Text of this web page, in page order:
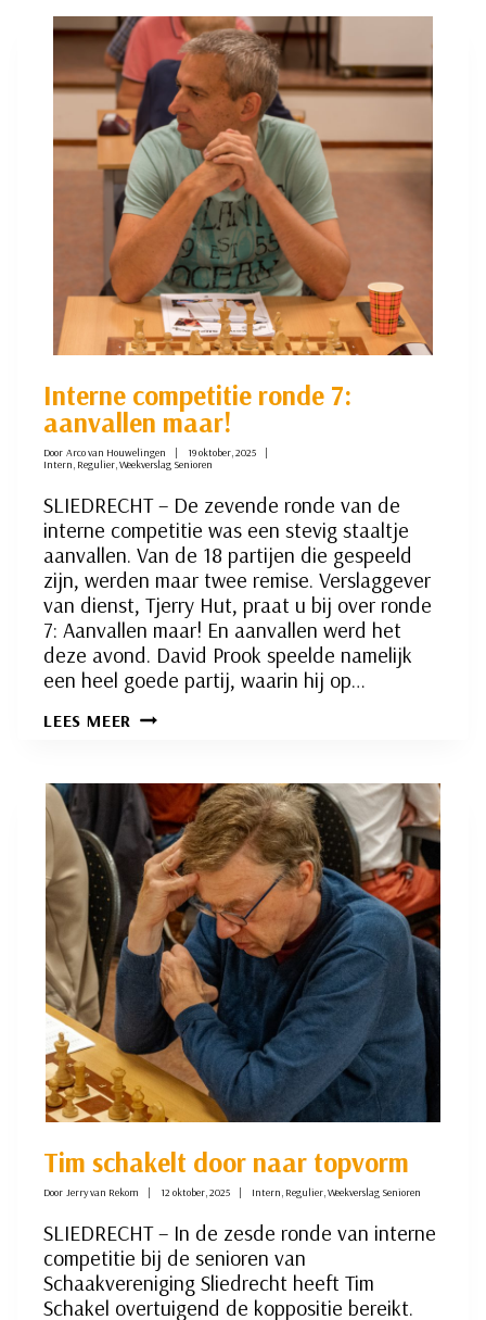
WIE
JARIG
IS,
TRAKTEERT
Interne competitie ronde 7:
aanvallen maar!
Door Arco van Houwelingen
19 oktober, 2025
Intern, Regulier,Weekverslag Senioren
SLIEDRECHT – De zevende ronde van de
interne competitie was een stevig staaltje
aanvallen. Van de 18 partijen die gespeeld
zijn, werden maar twee remise. Verslaggever
van dienst, Tjerry Hut, praat u bij over ronde
7: Aanvallen maar! En aanvallen werd het
deze avond. David Prook speelde namelijk
een heel goede partij, waarin hij op…
LEES MEER INTERNE
AANVALLEN
MAAR!
Tim schakelt door naar topvorm
Door Jerry van Rekom 12 oktober, 2025 Intern, Regulier,Weekverslag Senioren
SLIEDRECHT – In de zesde ronde van interne
competitie bij de senioren van
Schaakvereniging Sliedrecht heeft Tim
Schakel overtuigend de koppositie bereikt.